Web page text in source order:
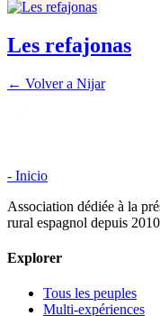
Les refajonas
← Volver a Nijar
- Inicio
Association dédiée à la
rural espagnol depuis
Explorer
Tous les peuples
Multi-expériences